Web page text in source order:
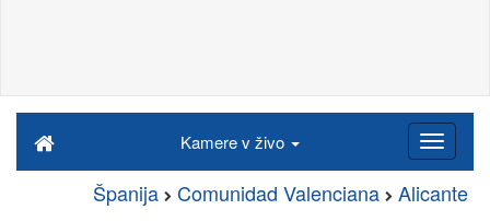
Kamere v živo
Španija Comunidad Valenciana Alicante